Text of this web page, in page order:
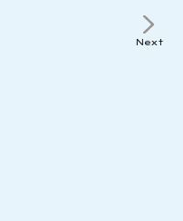
Next